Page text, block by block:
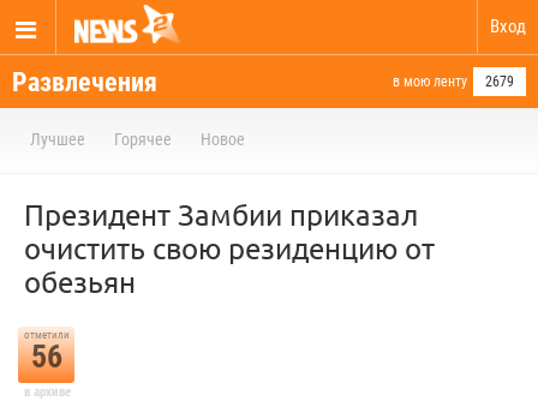
Вход
Развлечения в мою ленту 2679
Лучшее Горячее Новое
Президент Замбии приказал
очистить свою резиденцию от
обезьян
отметили
56
в архиве